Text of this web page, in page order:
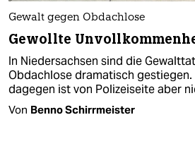
Gewalt gegen Obdachlose
Gewollte
In Niedersachsen sind die
Obdachlose dramatisch
dagegen ist von Polizeiseite aber
Von Benno Schirrmeister